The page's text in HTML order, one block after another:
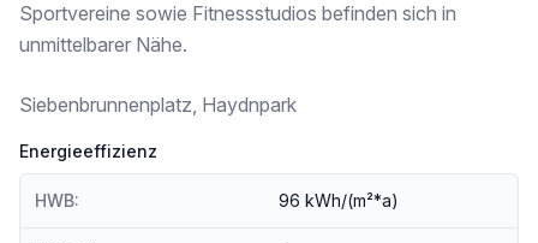
Verkehr
Bus <250m
Straßenbahn <500m
Autobahnanschluss <3.500m
Angaben Entfernung Luftlinie / Quelle: OpenStreetMap
Sportvereine sowie Fitnessstudios befinden sich in
unmittelbarer Nähe.
Siebenbrunnenplatz, Haydnpark
Energieeffizienz
HWB: 96 kWh/(m²*a)